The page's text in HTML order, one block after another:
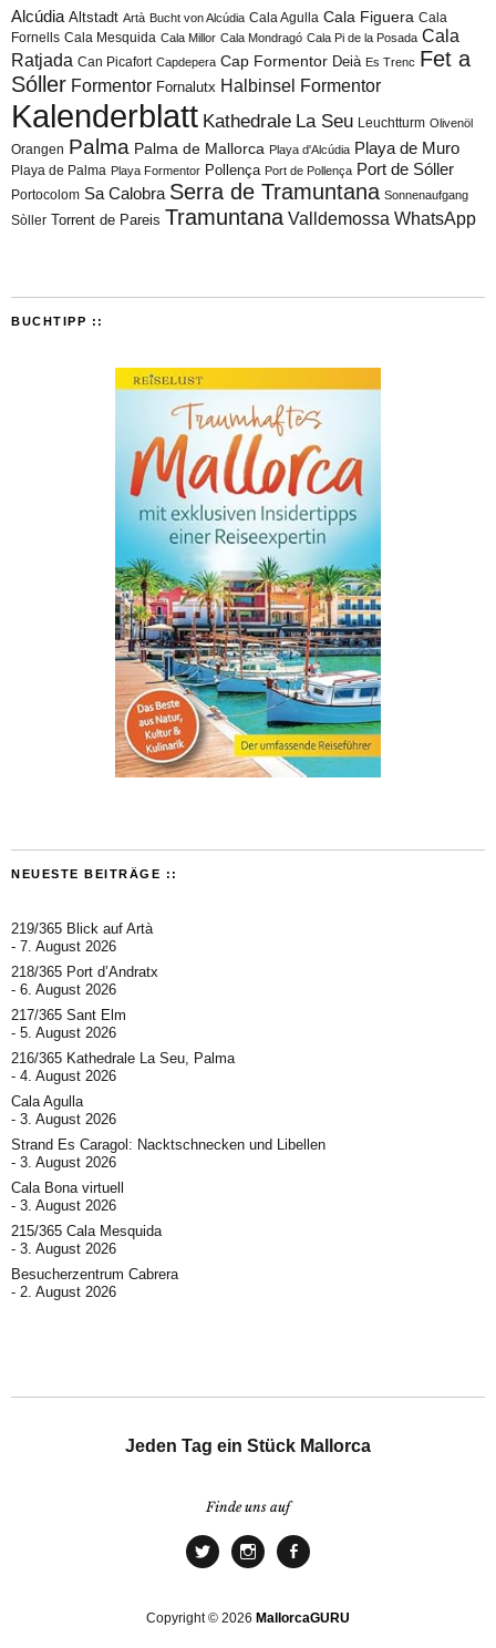
Alcúdia Altstadt Artà Bucht von Alcúdia Cala Agulla Cala Figuera Cala
Fornells Cala Mesquida Cala Millor Cala Mondragó Cala Pi de la Posada Cala
Ratjada Can Picafort Capdepera Cap Formentor Deià Es Trenc Fet a
Sóller Formentor Fornalutx Halbinsel Formentor
Kalenderblatt Kathedrale La Seu Leuchtturm Olivenöl
Orangen Palma Palma de Mallorca Playa d'Alcúdia Playa de Muro
Playa de Palma Playa Formentor Pollença Port de Pollença Port de Sóller
Portocolom Sa Calobra Serra de Tramuntana Sonnenaufgang
Sòller Torrent de Pareis Tramuntana Valldemossa WhatsApp
BUCHTIPP ::
NEUESTE BEITRÄGE ::
219/365 Blick auf Artà
7. August 2026
218/365 Port d’Andratx
6. August 2026
217/365 Sant Elm
5. August 2026
216/365 Kathedrale La Seu, Palma
4. August 2026
Cala Agulla
3. August 2026
Strand Es Caragol: Nacktschnecken und Libellen
3. August 2026
Cala Bona virtuell
3. August 2026
215/365 Cala Mesquida
3. August 2026
Besucherzentrum Cabrera
2. August 2026
Jeden Tag ein Stück Mallorca
Finde uns auf
Copyright © 2026 MallorcaGURU